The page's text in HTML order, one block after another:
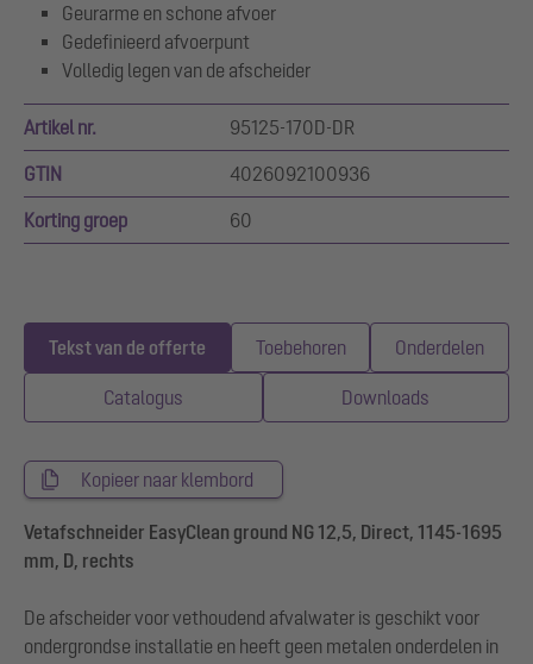
Geurarme en schone afvoer
Gedefinieerd afvoerpunt
Volledig legen van de afscheider
Artikel nr. 95125-170D-DR
GTIN 4026092100936
Korting groep 60
Tekst van de offerte Toebehoren Onderdelen
Catalogus Downloads
Kopieer naar klembord
Vetafschneider EasyClean ground NG 12,5, Direct, 1145-1695
mm, D, rechts
De afscheider voor vethoudend afvalwater is geschikt voor
ondergrondse installatie en heeft geen metalen onderdelen in